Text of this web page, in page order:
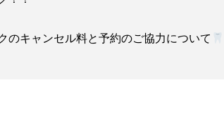
のキャンセル料と予約のご協力について